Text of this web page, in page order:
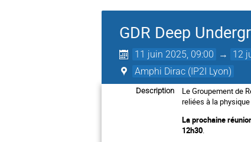
GDR Deep
11 juin 2025, 09:00 → 12
Amphi Dirac (IP2I Lyon)
Description
Le Groupement de
reliées à la
La prochaine
12h30.